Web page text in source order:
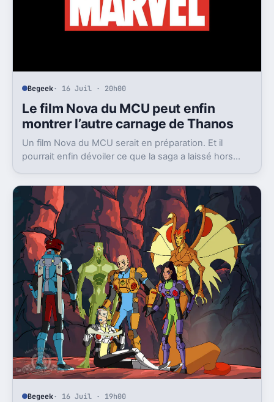
Begeek· 16 Juil · 20h00
Le film Nova du MCU peut enfin
montrer l’autre carnage de Thanos
Un film Nova du MCU serait en préparation. Et il
pourrait enfin dévoiler ce que la saga a laissé hors
Begeek· 16 Juil · 19h00